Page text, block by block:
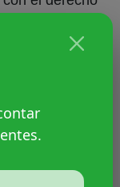
en la
Mirelles,
Travesti